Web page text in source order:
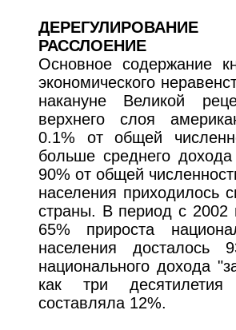
РАССЛОЕНИЕ
Основное содержание
экономического
накануне Великой
верхнего слоя
0.1% от общей
больше среднего
90% от общей
населения приходилось
страны. В период с 2002
65% прироста
населения
национального дохода
как три
составляла 12%.